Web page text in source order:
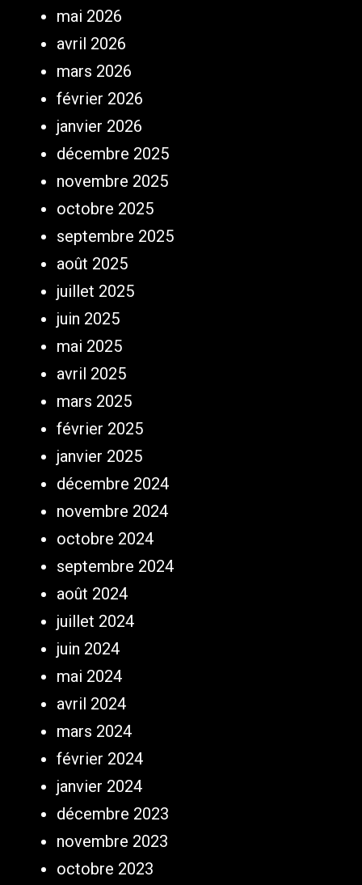
mai 2026
avril 2026
mars 2026
février 2026
janvier 2026
décembre 2025
novembre 2025
octobre 2025
septembre 2025
août 2025
juillet 2025
juin 2025
mai 2025
avril 2025
mars 2025
février 2025
janvier 2025
décembre 2024
novembre 2024
octobre 2024
septembre 2024
août 2024
juillet 2024
juin 2024
mai 2024
avril 2024
mars 2024
février 2024
janvier 2024
décembre 2023
novembre 2023
octobre 2023